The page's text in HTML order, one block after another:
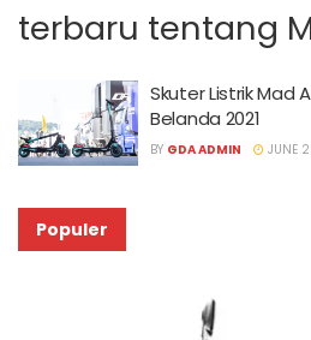
terbaru tentang
Skuter Listrik Mad
Belanda 2021
BY GDA ADMIN JUNE
Populer